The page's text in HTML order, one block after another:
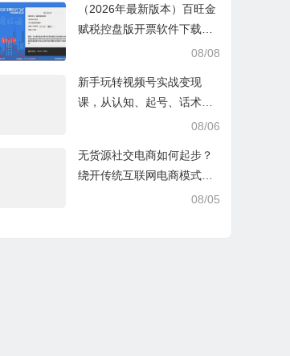
（2026年最新版本）百旺金
赋税控盘版开票软件下载V2.
08/08
新手玩转视频号实战变现
课，从认知、起号、话术、
选品、开播到投放的全链路
08/06
无货源社交电商如何起步？
绕开传统互联网电商模式撒
豆成兵，实现跨平台交易实
08/05